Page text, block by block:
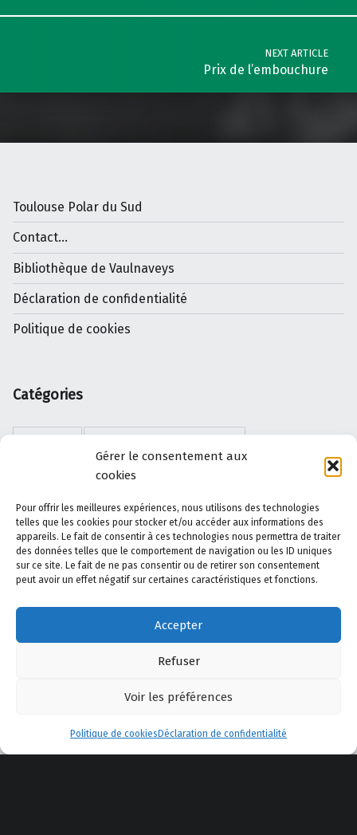
Gérer le consentement aux
cookies
Pour offrir les meilleures expériences, nous utilisons des technologies
telles que les cookies pour stocker et/ou accéder aux informations des
appareils. Le fait de consentir à ces technologies nous permettra de traiter
des données telles que le comportement de navigation ou les ID uniques
sur ce site. Le fait de ne pas consentir ou de retirer son consentement
peut avoir un effet négatif sur certaines caractéristiques et fonctions.
Accepter
Refuser
Voir les préférences
Politique de cookies Déclaration de confidentialité
Menu
NEXT ARTICLE
Prix de l’embouchure
Toulouse Polar du Sud
Contact...
Bibliothèque de Vaulnaveys
Déclaration de confidentialité
Politique de cookies
Catégories
JEUX DE DAMES
LES DISPARUS DES THERMES LIVRES
NOUVELLES OISEAUX PAYSAGES
SCÉNARIOS WORDPRESS ÉCRITS